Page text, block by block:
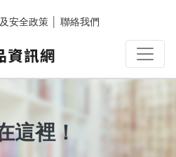
安全政策 聯絡我們
這裡！